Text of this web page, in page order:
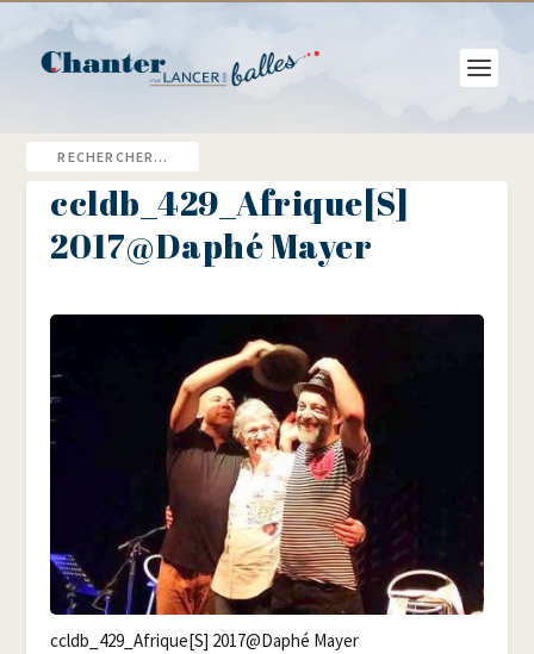
ccldb_429_Afrique[S]
2017@Daphé Mayer
ccldb_429_Afrique[S] 2017@Daphé Mayer